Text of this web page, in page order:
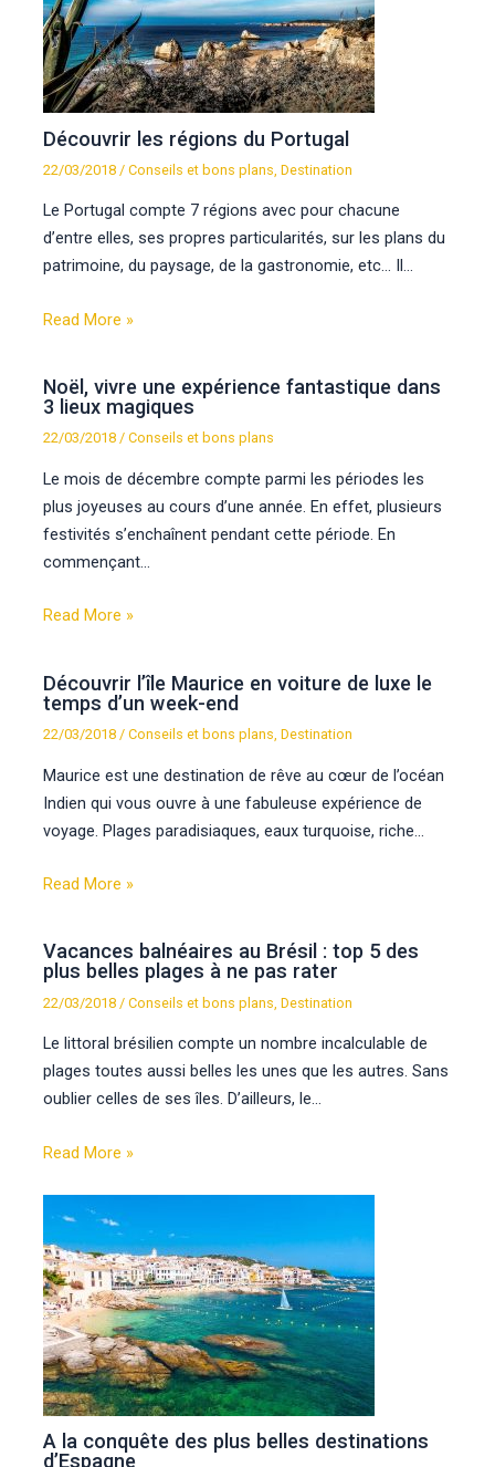
Découvrir les régions du Portugal
22/03/2018 /Conseils et bons plans ,Destination
Le Portugal compte 7 régions avec pour chacune
d’entre elles, ses propres particularités, sur les plans du
patrimoine, du paysage, de la gastronomie, etc… Il…
Read More »
Noël, vivre une expérience fantastique dans
3 lieux magiques
22/03/2018/Conseils et bons plans
Le mois de décembre compte parmi les périodes les
plus joyeuses au cours d’une année. En effet, plusieurs
festivités s’enchaînent pendant cette période. En
commençant…
Read More »
Découvrir l’île Maurice en voiture de luxe le
temps d’un week-end
22/03/2018 /Conseils et bons plans ,Destination
Maurice est une destination de rêve au cœur de l’océan
Indien qui vous ouvre à une fabuleuse expérience de
voyage. Plages paradisiaques, eaux turquoise, riche…
Read More »
Vacances balnéaires au Brésil : top 5 des
plus belles plages à ne pas rater
22/03/2018 /Conseils et bons plans ,Destination
Le littoral brésilien compte un nombre incalculable de
plages toutes aussi belles les unes que les autres. Sans
oublier celles de ses îles. D’ailleurs, le…
Read More »
A la conquête des plus belles destinations
d’Espagne